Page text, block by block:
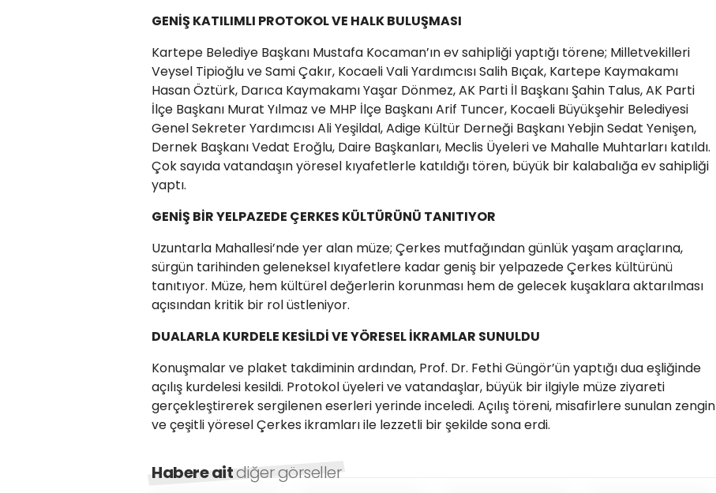
GENİŞ KATILIMLI PROTOKOL VE HALK BULUŞMASI
Kartepe Belediye Başkanı Mustafa Kocaman’ın ev sahipliği yaptığı törene; Milletvekilleri
Veysel Tipioğlu ve Sami Çakır, Kocaeli Vali Yardımcısı Salih Bıçak, Kartepe Kaymakamı
Hasan Öztürk, Darıca Kaymakamı Yaşar Dönmez, AK Parti İl Başkanı Şahin Talus, AK Parti
İlçe Başkanı Murat Yılmaz ve MHP İlçe Başkanı Arif Tuncer, Kocaeli Büyükşehir Belediyesi
Genel Sekreter Yardımcısı Ali Yeşildal, Adige Kültür Derneği Başkanı Yebjin Sedat Yenişen,
Dernek Başkanı Vedat Eroğlu, Daire Başkanları, Meclis Üyeleri ve Mahalle Muhtarları katıldı.
Çok sayıda vatandaşın yöresel kıyafetlerle katıldığı tören, büyük bir kalabalığa ev sahipliği
yaptı.
GENİŞ BİR YELPAZEDE ÇERKES KÜLTÜRÜNÜ TANITIYOR
Uzuntarla Mahallesi’nde yer alan müze; Çerkes mutfağından günlük yaşam araçlarına,
sürgün tarihinden geleneksel kıyafetlere kadar geniş bir yelpazede Çerkes kültürünü
tanıtıyor. Müze, hem kültürel değerlerin korunması hem de gelecek kuşaklara aktarılması
açısından kritik bir rol üstleniyor.
DUALARLA KURDELE KESİLDİ VE YÖRESEL İKRAMLAR SUNULDU
Konuşmalar ve plaket takdiminin ardından, Prof. Dr. Fethi Güngör’ün yaptığı dua eşliğinde
açılış kurdelesi kesildi. Protokol üyeleri ve vatandaşlar, büyük bir ilgiyle müze ziyareti
gerçekleştirerek sergilenen eserleri yerinde inceledi. Açılış töreni, misafirlere sunulan zengin
ve çeşitli yöresel Çerkes ikramları ile lezzetli bir şekilde sona erdi.
Habere aitdiğer görseller